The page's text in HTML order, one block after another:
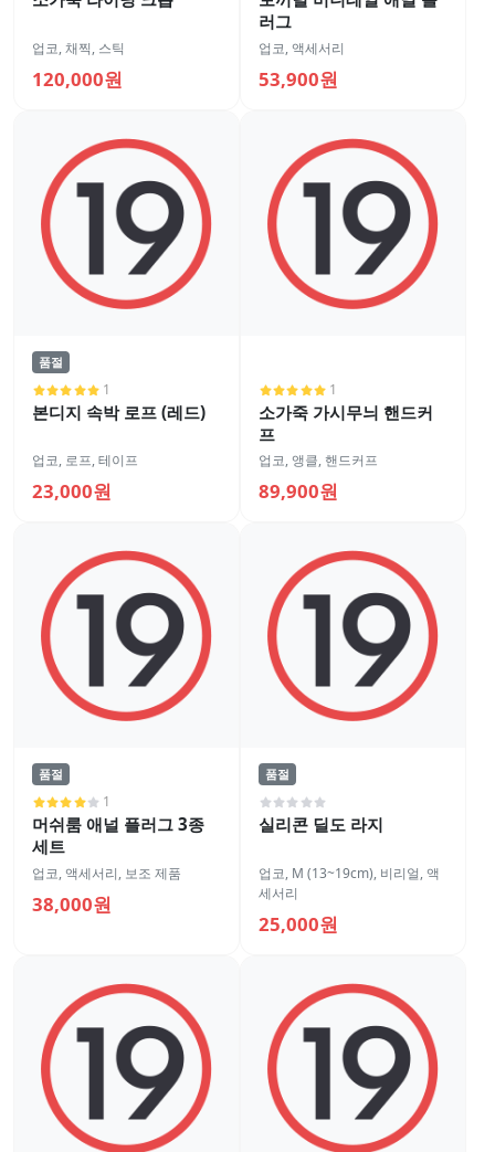
업코,채찍, 스틱
120,000원
러그
업코,액세서리
53,900원
품절
1
본디지 속박 로프 (레드)
업코, 로프, 테이프
23,000원
1
소가죽 가시무늬 핸드커
프
업코,앵클, 핸드커프
89,900원
품절
1
머쉬룸 애널 플러그 3종
세트
업코,액세서리, 보조 제품
38,000원
품절
실리콘 딜도 라지
업코, M (13~19cm), 비리얼,액
세서리
25,000원